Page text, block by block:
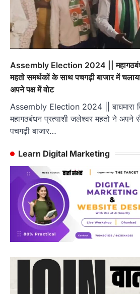
Assembly Election 2024 ||
महतो समर्थकों के साथ पचगढ़ी बाजार में
अपने पक्ष में वोट
Assembly Election 2024 || बाघमारा
महागठबंधन प्रत्याशी जलेश्वर महतो ने
पचगढ़ी बाजार…
Learn Digital Marketing